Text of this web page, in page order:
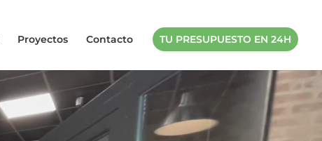
Proyectos Contacto TU PRESUPUESTO EN 24H